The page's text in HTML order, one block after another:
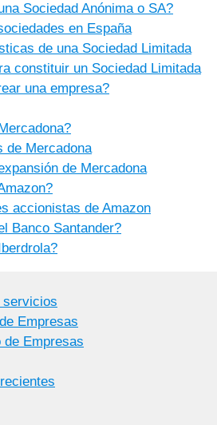
Sociedad Anónima o SA?
en España
de una Sociedad Limitada
constituir un Sociedad Limitada
una empresa?
de Mercadona
de Mercadona
accionistas de Amazon
Banco Santander?
servicios
Empresas
de Empresas